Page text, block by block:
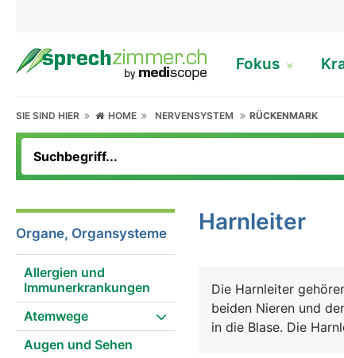
Fokus
SIE SIND HIER HOME NERVENSYSTEM RÜCKENMARK
Organe, Organsysteme
Allergien und
Immunerkrankungen
Atemwege
Augen und Sehen
Harnleiter
Die Harnleiter
beiden Nieren und
in die Blase. Die